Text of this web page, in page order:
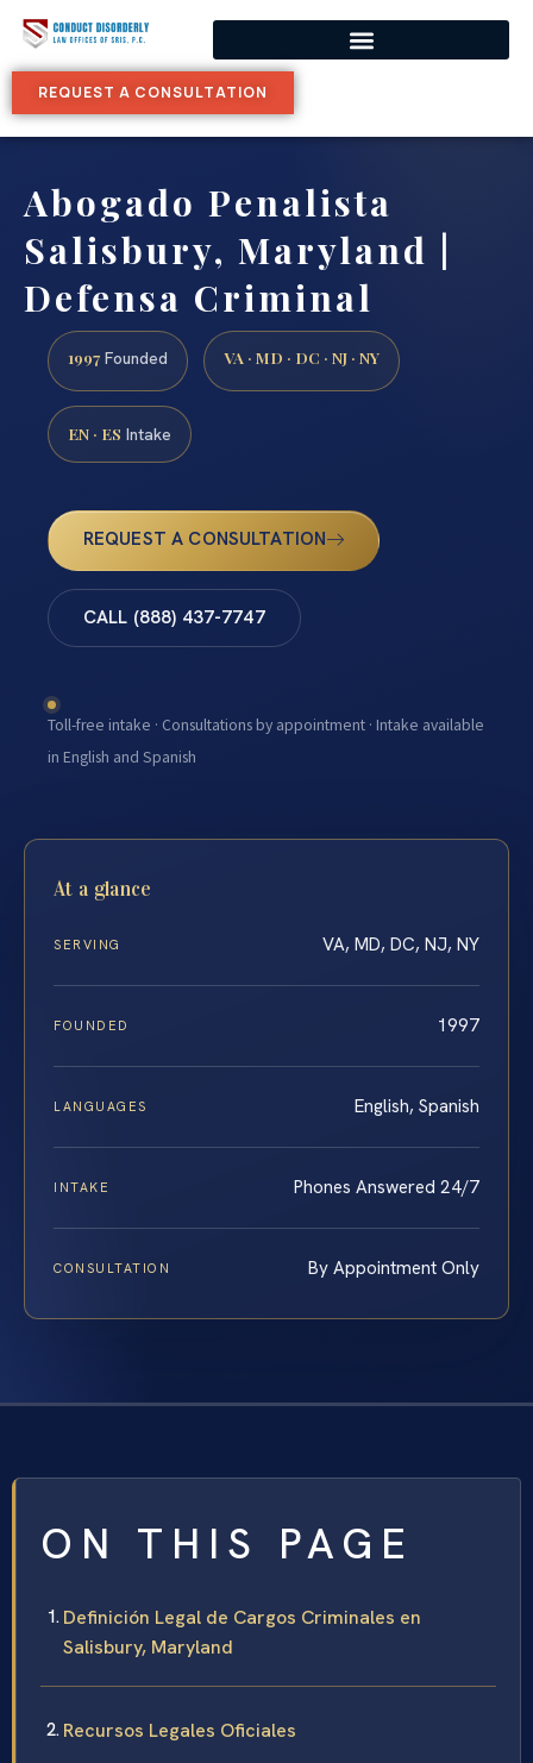
REQUEST A CONSULTATION
Abogado Penalista
Salisbury, Maryland |
Defensa Criminal
1997 Founded VA · MD · DC · NJ · NY
EN · ES Intake
REQUEST A CONSULTATION
CALL (888) 437-7747
Toll-free intake · Consultations by appointment · Intake available
in English and Spanish
At a glance
SERVING VA, MD, DC, NJ, NY
FOUNDED 1997
LANGUAGES English, Spanish
INTAKE Phones Answered 24/7
CONSULTATION By Appointment Only
ON THIS PAGE
Definición Legal de Cargos Criminales en
Salisbury, Maryland
Recursos Legales Oficiales